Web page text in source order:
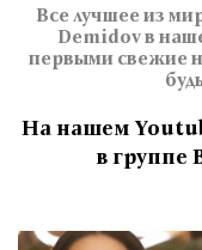
Все лучшее из
Demidov в
первыми свежие
На нашем
в группе